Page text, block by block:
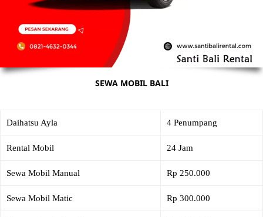
SEWA MOBIL BALI
Daihatsu Ayla 4 Penumpang
Rental Mobil 24 Jam
Sewa Mobil Manual Rp 250.000
Sewa Mobil Matic Rp 300.000